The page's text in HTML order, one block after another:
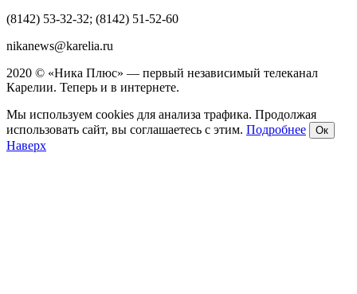
(8142) 53-32-32; (8142) 51-52-60
nikanews@karelia.ru
2020 © «Ника Плюс» — первый независимый телеканал
Карелии. Теперь и в интернете.
Мы используем cookies для анализа трафика. Продолжая
использовать сайт, вы соглашаетесь с этим. Подробнее Ок
Наверх